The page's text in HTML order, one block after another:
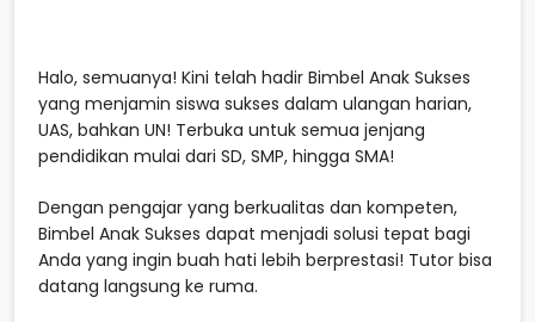
Halo, semuanya! Kini telah hadir Bimbel Anak Sukses
yang menjamin siswa sukses dalam ulangan harian,
UAS, bahkan UN! Terbuka untuk semua jenjang
pendidikan mulai dari SD, SMP, hingga SMA!
Dengan pengajar yang berkualitas dan kompeten,
Bimbel Anak Sukses dapat menjadi solusi tepat bagi
Anda yang ingin buah hati lebih berprestasi! Tutor bisa
datang langsung ke ruma.